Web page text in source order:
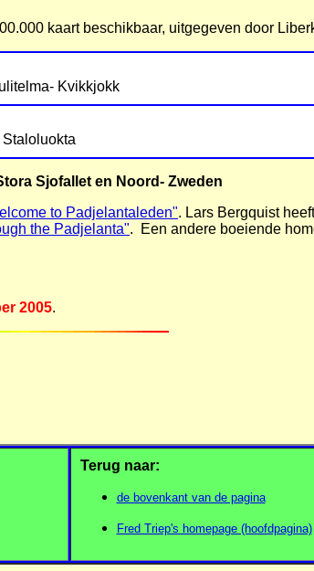
kaart beschikbaar, uitgegeven door
Kvikkjokk
Sjofallet en Noord- Zweden
to Padjelantaleden". Lars Bergquist
the Padjelanta". Een andere boeiende
2005.
Terug naar:
de bovenkant van de pagina
Fred Triep's homepage (hoofdpagina)